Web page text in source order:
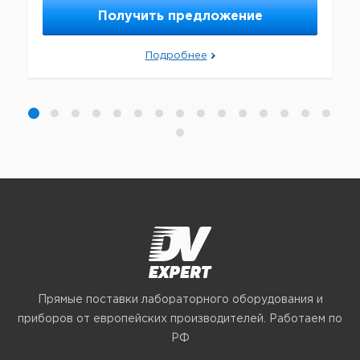
Получить предложение
Подробнее
Прямые поставки лабораторного оборудования и
приборов от европейских производителей. Работаем по
РФ